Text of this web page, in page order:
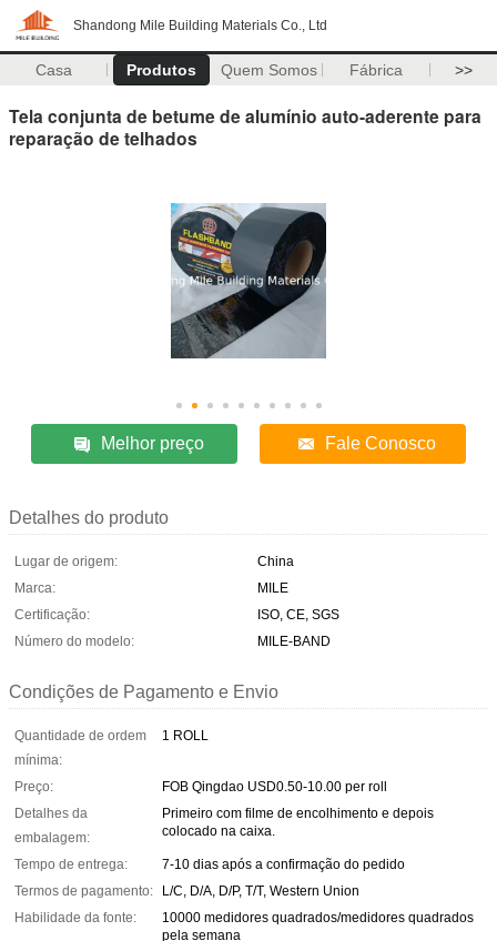
Shandong Mile Building Materials Co., Ltd
Casa Produtos Quem Somos Fábrica >>
Tela conjunta de betume de alumínio auto-aderente para
reparação de telhados
Melhor preço Fale Conosco
Detalhes do produto
Lugar de origem:
China
Marca:
MILE
Certificação:
ISO, CE, SGS
Número do modelo:
MILE-BAND
Condições de Pagamento e Envio
Quantidade de ordem
mínima:
1 ROLL
Preço:
FOB Qingdao USD0.50-10.00 per roll
Detalhes da
embalagem:
Primeiro com filme de encolhimento e depois
colocado na caixa.
Tempo de entrega:
7-10 dias após a confirmação do pedido
Termos de pagamento:
L/C, D/A, D/P, T/T, Western Union
Habilidade da fonte:
10000 medidores quadrados/medidores quadrados
pela semana